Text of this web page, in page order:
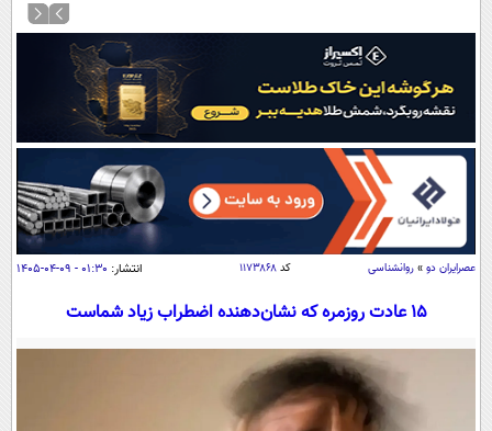
کردن
آرشیو
نظرسنجی
آب و هوا
اوقات شرعی
سواد زندگی
اقتصاد
اقتصادی
جامعه
حوادث
سلامت
بین الملل
سیاست خارجی
فرهنگ و هنر
عصرايران دو » روانشناسی کد ۱۱۷۳۸۶۸ انتشار: ۰۱:۳۰ - ۰۹-۰۴-۱۴۰۵
۱۵ عادت روزمره که نشان‌دهنده اضطراب زیاد شماست